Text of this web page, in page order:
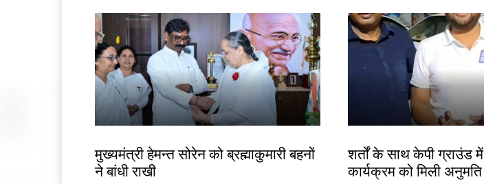
मुख्यमंत्री हेमन्त सोरेन को ब्रह्माकुमारी बहनों
ने बांधी राखी
शर्तों के साथ केपी ग्राउंड
कार्यक्रम को मिली अनुमति